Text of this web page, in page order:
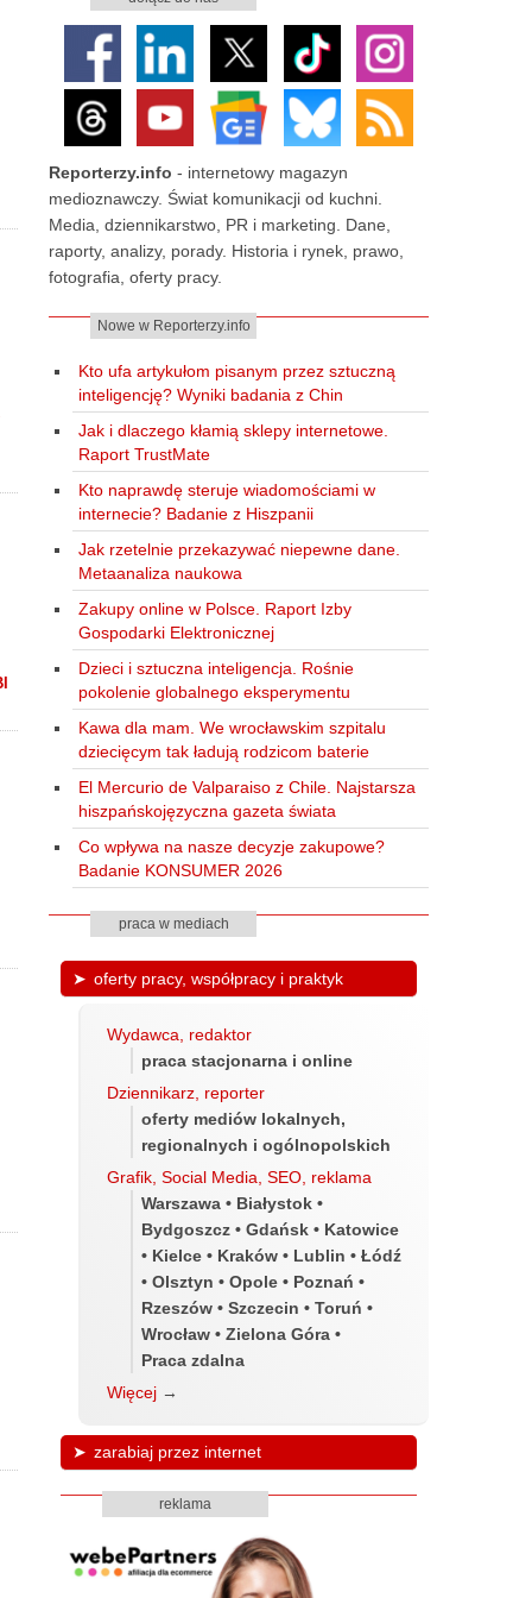
Reporterzy.info - internetowy magazyn
medioznawczy. Świat komunikacji od kuchni.
Media, dziennikarstwo, PR i marketing. Dane,
raporty, analizy, porady. Historia i rynek, prawo,
fotografia, oferty pracy.
Nowe w Reporterzy.info
Kto ufa artykułom pisanym przez sztuczną
inteligencję? Wyniki badania z Chin
Jak i dlaczego kłamią sklepy internetowe.
Raport TrustMate
Kto naprawdę steruje wiadomościami w
internecie? Badanie z Hiszpanii
Jak rzetelnie przekazywać niepewne dane.
Metaanaliza naukowa
Zakupy online w Polsce. Raport Izby
Gospodarki Elektronicznej
Dzieci i sztuczna inteligencja. Rośnie
pokolenie globalnego eksperymentu
Kawa dla mam. We wrocławskim szpitalu
dziecięcym tak ładują rodzicom baterie
El Mercurio de Valparaiso z Chile. Najstarsza
hiszpańskojęzyczna gazeta świata
Co wpływa na nasze decyzje zakupowe?
Badanie KONSUMER 2026
praca w mediach
oferty pracy, współpracy i praktyk
Wydawca, redaktor
praca stacjonarna i online
Dziennikarz, reporter
oferty mediów lokalnych,
regionalnych i ogólnopolskich
Grafik, Social Media, SEO, reklama
Warszawa • Białystok •
Bydgoszcz • Gdańsk • Katowice
• Kielce • Kraków • Lublin • Łódź
• Olsztyn • Opole • Poznań •
Rzeszów • Szczecin • Toruń •
Wrocław • Zielona Góra •
Praca zdalna
Więcej →
zarabiaj przez internet
reklama